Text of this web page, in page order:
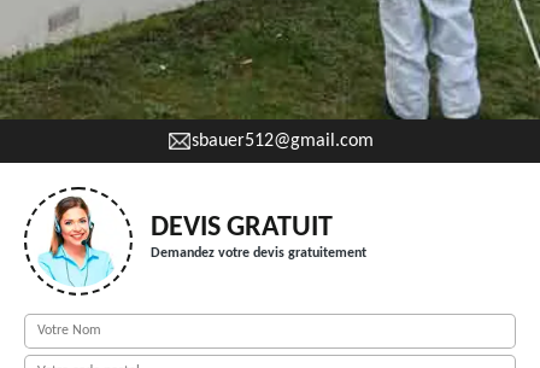
sbauer512@gmail.com
DEVIS GRATUIT
Demandez votre devis gratuitement